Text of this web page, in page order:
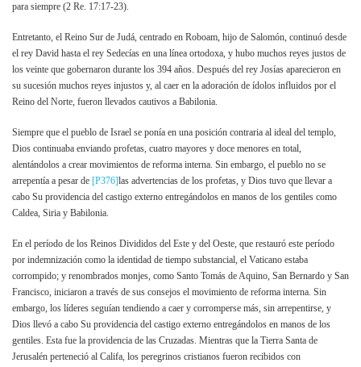
para siempre (2 Re. 17:17-23).
Entretanto, el Reino Sur de Judá, centrado en Roboam, hijo de Salomón, continuó desde
el rey David hasta el rey Sedecías en una línea ortodoxa, y hubo muchos reyes justos de
los veinte que gobernaron durante los 394 años. Después del rey Josías aparecieron en
su sucesión muchos reyes injustos y, al caer en la adoración de ídolos influidos por el
Reino del Norte, fueron llevados cautivos a Babilonia.
Siempre que el pueblo de Israel se ponía en una posición contraria al ideal del templo,
Dios continuaba enviando profetas, cuatro mayores y doce menores en total,
alentándolos a crear movimientos de reforma interna. Sin embargo, el pueblo no se
arrepentía a pesar de [P376]las advertencias de los profetas, y Dios tuvo que llevar a
cabo Su providencia del castigo externo entregándolos en manos de los gentiles como
Caldea, Siria y Babilonia.
En el período de los Reinos Divididos del Este y del Oeste, que restauró este período
por indemnización como la identidad de tiempo substancial, el Vaticano estaba
corrompido; y renombrados monjes, como Santo Tomás de Aquino, San Bernardo y San
Francisco, iniciaron a través de sus consejos el movimiento de reforma interna. Sin
embargo, los líderes seguían tendiendo a caer y corromperse más, sin arrepentirse, y
Dios llevó a cabo Su providencia del castigo externo entregándolos en manos de los
gentiles. Esta fue la providencia de las Cruzadas. Mientras que la Tierra Santa de
Jerusalén perteneció al Califa, los peregrinos cristianos fueron recibidos con